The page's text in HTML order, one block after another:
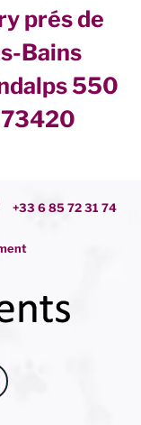
prés de
Bains
550
73420
+33 6 85 72 31 74